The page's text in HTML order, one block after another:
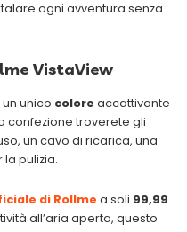
ogni avventura senza
VistaView
unico colore accattivante
confezione troverete gli
un cavo di ricarica, una
pulizia.
di Rollme a soli 99,99
all’aria aperta, questo